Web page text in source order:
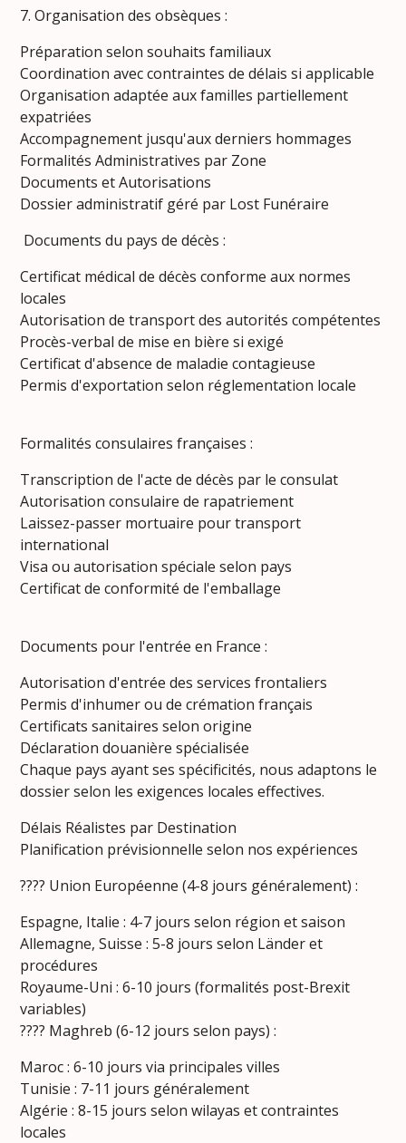
7. Organisation des obsèques :
Préparation selon souhaits familiaux
Coordination avec contraintes de délais si applicable
Organisation adaptée aux familles partiellement
expatriées
Accompagnement jusqu'aux derniers hommages
Formalités Administratives par Zone
Documents et Autorisations
Dossier administratif géré par Lost Funéraire
Documents du pays de décès :
Certificat médical de décès conforme aux normes
locales
Autorisation de transport des autorités compétentes
Procès-verbal de mise en bière si exigé
Certificat d'absence de maladie contagieuse
Permis d'exportation selon réglementation locale
Formalités consulaires françaises :
Transcription de l'acte de décès par le consulat
Autorisation consulaire de rapatriement
Laissez-passer mortuaire pour transport
international
Visa ou autorisation spéciale selon pays
Certificat de conformité de l'emballage
Documents pour l'entrée en France :
Autorisation d'entrée des services frontaliers
Permis d'inhumer ou de crémation français
Certificats sanitaires selon origine
Déclaration douanière spécialisée
Chaque pays ayant ses spécificités, nous adaptons le
dossier selon les exigences locales effectives.
Délais Réalistes par Destination
Planification prévisionnelle selon nos expériences
???? Union Européenne (4-8 jours généralement) :
Espagne, Italie : 4-7 jours selon région et saison
Allemagne, Suisse : 5-8 jours selon Länder et
procédures
Royaume-Uni : 6-10 jours (formalités post-Brexit
variables)
???? Maghreb (6-12 jours selon pays) :
Maroc : 6-10 jours via principales villes
Tunisie : 7-11 jours généralement
Algérie : 8-15 jours selon wilayas et contraintes
locales